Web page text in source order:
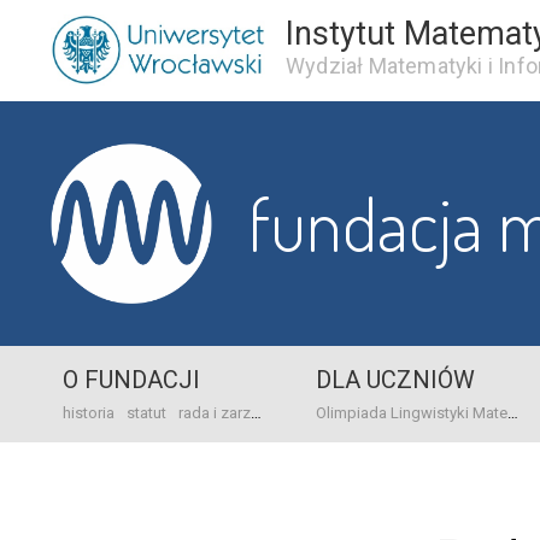
Instytut
Wydział Matematyki i
fundacja
O FUNDACJI
historia statut rada i zarząd dane bankowo-adresowe kontakt
DLA UCZNIÓW
Olimpiada Lingwistyki Matematycznej